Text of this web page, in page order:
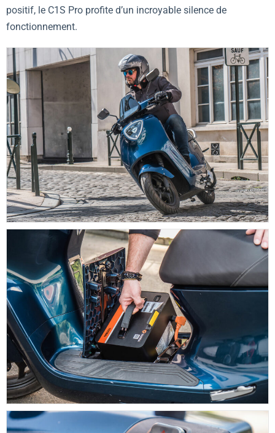
positif, le C1S Pro profite d’un incroyable silence de
fonctionnement.